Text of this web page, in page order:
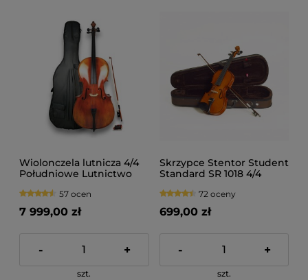
Wiolonczela lutnicza 4/4
Południowe Lutnictwo
57 ocen
7 999,00 zł
- +
szt.
Skrzypce Stentor Student
Standard SR 1018 4/4
72 oceny
699,00 zł
- +
szt.